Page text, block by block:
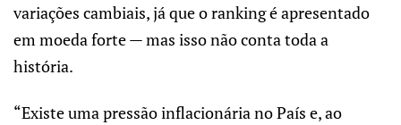
variações cambiais, já que o ranking é apresentado
em moeda forte — mas isso não conta toda a
história.
“Existe uma pressão inflacionária no País e, ao